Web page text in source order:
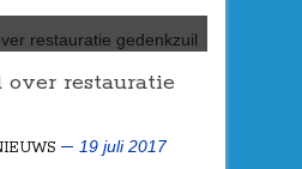
over restauratie
19 juli 2017